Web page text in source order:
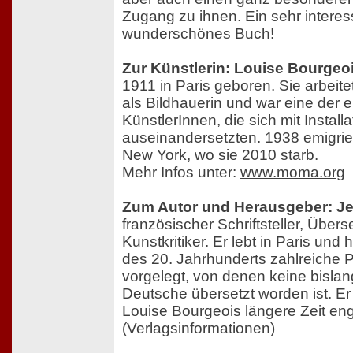
Zugang zu ihnen. Ein sehr
wunderschönes Buch!
Zur Künstlerin: Louise
1911 in Paris geboren. Sie
als Bildhauerin und war eine der
KünstlerInnen, die sich mit
auseinandersetzten. 1938
New York, wo sie 2010 starb.
Mehr Infos unter: www.moma.org
Zum Autor und Herausgeber:
französischer Schriftsteller,
Kunstkritiker. Er lebt in Paris und
des 20. Jahrhunderts zahlreiche
vorgelegt, von denen keine
Deutsche übersetzt worden ist.
Louise Bourgeois längere Zeit
(Verlagsinformationen)